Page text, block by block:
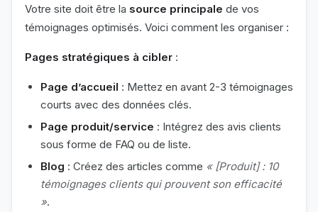
Votre site doit être la source principale de vos
témoignages optimisés. Voici comment les organiser :
Pages stratégiques à cibler :
Page d’accueil : Mettez en avant 2-3 témoignages
courts avec des données clés.
Page produit/service : Intégrez des avis clients
sous forme de FAQ ou de liste.
Blog : Créez des articles comme « [Produit] : 10
témoignages clients qui prouvent son efficacité
».